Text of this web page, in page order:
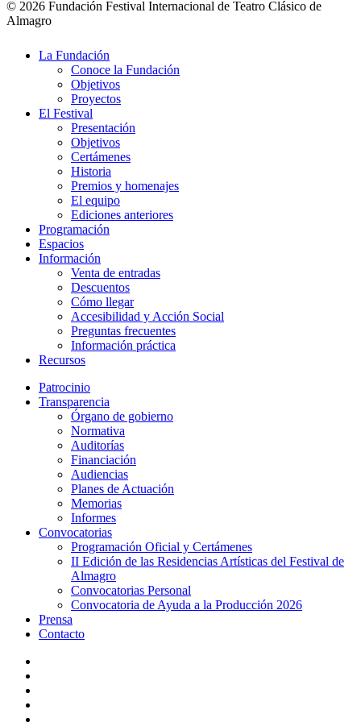
© 2026 Fundación Festival Internacional de Teatro Clásico de
Almagro
Close
La Fundación
Conoce la Fundación
Objetivos
Proyectos
El Festival
Presentación
Objetivos
Certámenes
Historia
Premios y homenajes
El equipo
Ediciones anteriores
Programación
Espacios
Información
Venta de entradas
Descuentos
Cómo llegar
Accesibilidad y Acción Social
Preguntas frecuentes
Información práctica
Recursos
Patrocinio
Transparencia
Órgano de gobierno
Normativa
Auditorías
Financiación
Audiencias
Planes de Actuación
Memorias
Informes
Convocatorias
Programación Oficial y Certámenes
II Edición de las Residencias Artísticas del Festival de
Almagro
Convocatorias Personal
Convocatoria de Ayuda a la Producción 2026
Prensa
Contacto